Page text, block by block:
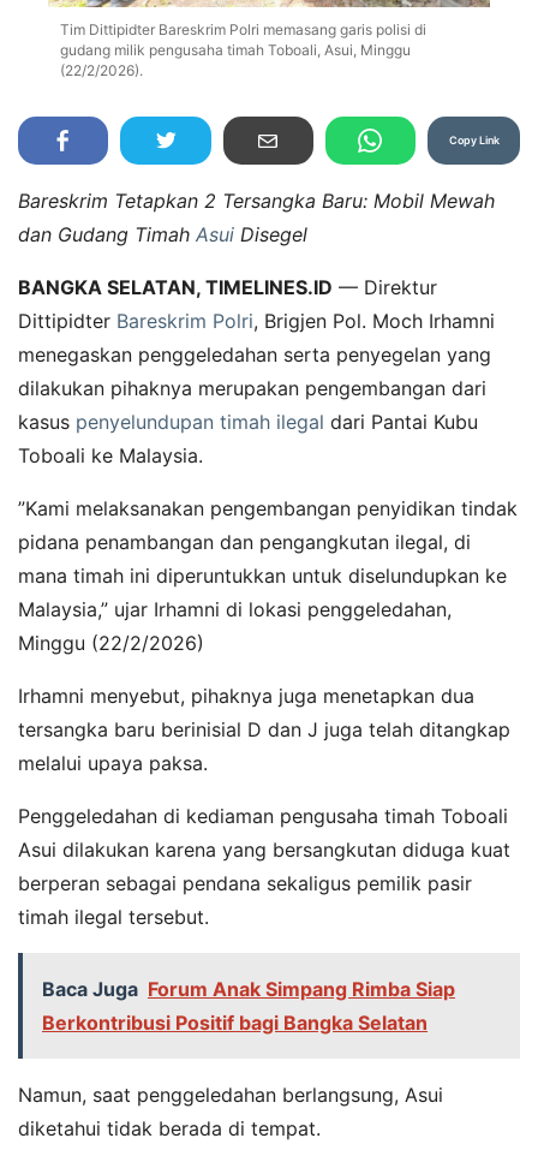
Tim Dittipidter Bareskrim Polri memasang garis polisi di
gudang milik pengusaha timah Toboali, Asui, Minggu
(22/2/2026).
Copy Link
Bareskrim Tetapkan 2 Tersangka Baru: Mobil Mewah
dan Gudang Timah Asui Disegel
​BANGKA SELATAN, TIMELINES.ID — Direktur
Dittipidter Bareskrim Polri, Brigjen Pol. Moch Irhamni
menegaskan penggeledahan serta penyegelan yang
dilakukan pihaknya merupakan pengembangan dari
kasus penyelundupan timah ilegal dari Pantai Kubu
Toboali ke Malaysia.
​”Kami melaksanakan pengembangan penyidikan tindak
pidana penambangan dan pengangkutan ilegal, di
mana timah ini diperuntukkan untuk diselundupkan ke
Malaysia,” ujar Irhamni di lokasi penggeledahan,
Minggu (22/2/2026)
​Irhamni menyebut, pihaknya juga menetapkan dua
tersangka baru berinisial D dan J juga telah ditangkap
melalui upaya paksa.
​Penggeledahan di kediaman pengusaha timah Toboali
Asui dilakukan karena yang bersangkutan diduga kuat
berperan sebagai pendana sekaligus pemilik pasir
timah ilegal tersebut.
Baca Juga Forum Anak Simpang Rimba Siap
Berkontribusi Positif bagi Bangka Selatan
Namun, saat penggeledahan berlangsung, Asui
diketahui tidak berada di tempat.